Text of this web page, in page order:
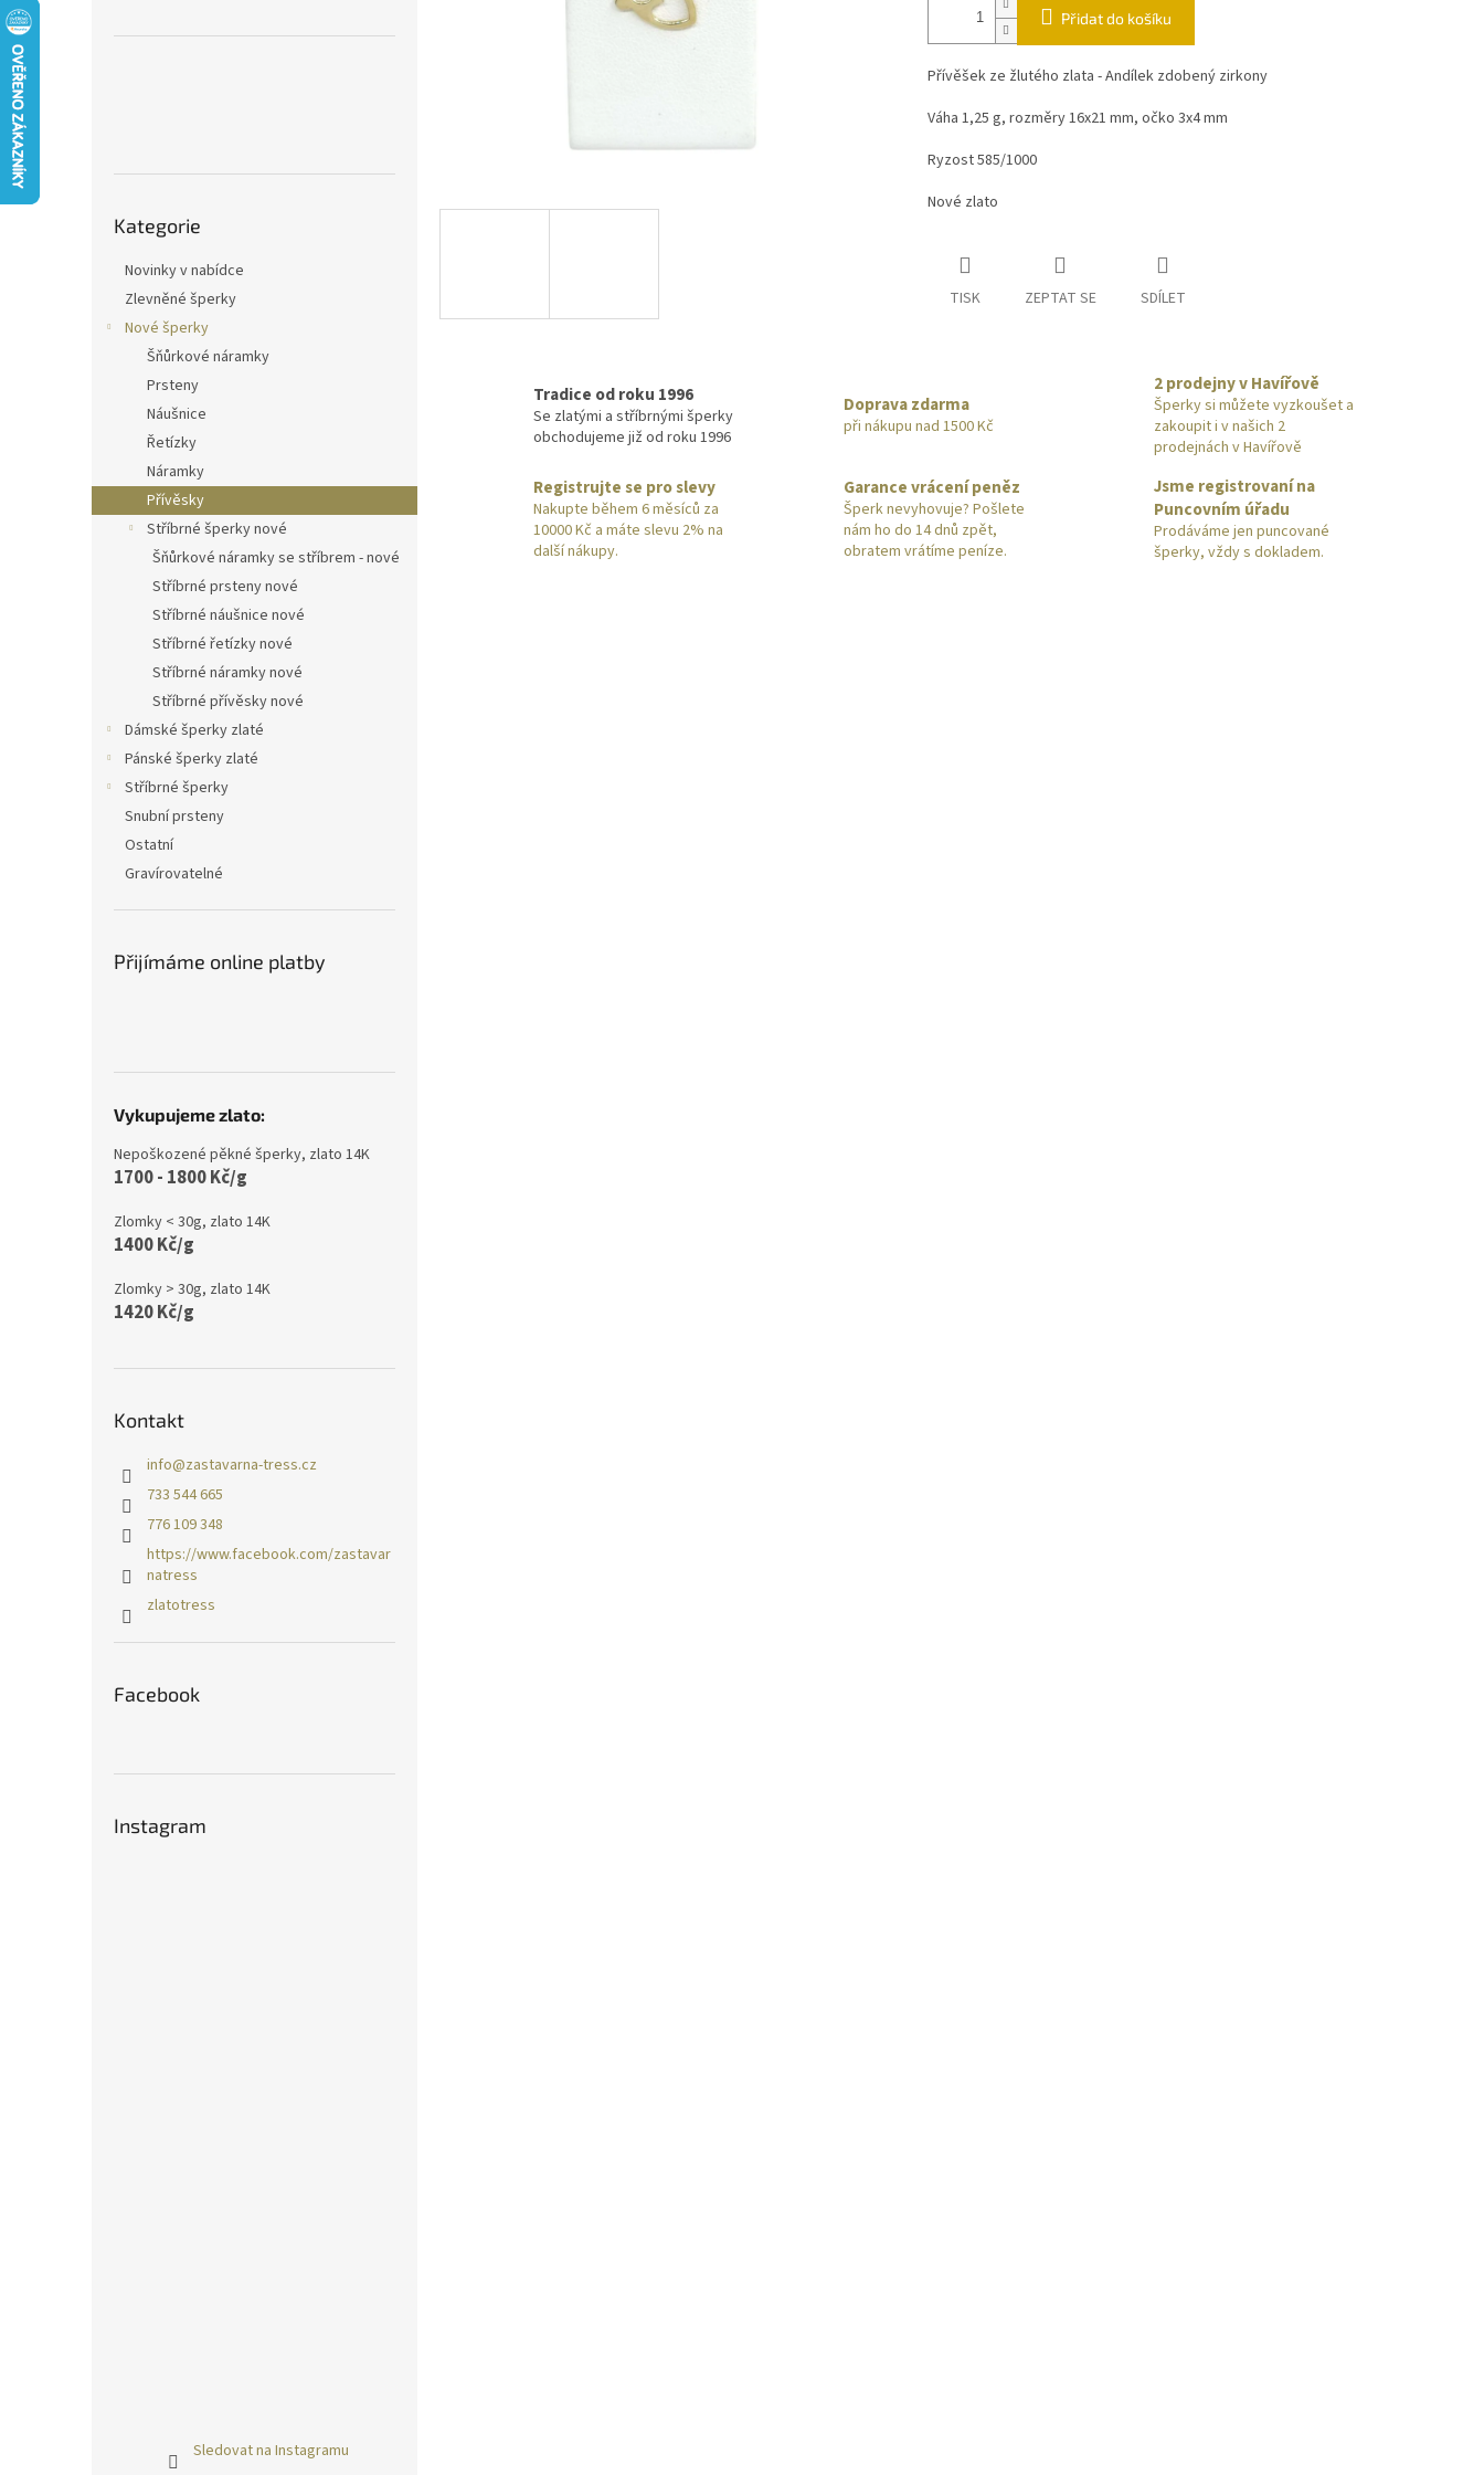
kategorie
Kategorie
Novinky v nabídce
Zlevněné šperky
Nové šperky
Šňůrkové náramky
Prsteny
Náušnice
Řetízky
Náramky
Přívěsky
Stříbrné šperky nové
Šňůrkové náramky se stříbrem - nové
Stříbrné prsteny nové
Stříbrné náušnice nové
Stříbrné řetízky nové
Stříbrné náramky nové
Stříbrné přívěsky nové
Dámské šperky zlaté
Pánské šperky zlaté
Stříbrné šperky
Snubní prsteny
Ostatní
Gravírovatelné
Přijímáme online platby
Vykupujeme zlato:
Nepoškozené pěkné šperky, zlato 14K
1700 - 1800 Kč/g
Zlomky < 30g, zlato 14K
1400 Kč/g
Zlomky > 30g, zlato 14K
1420 Kč/g
Kontakt
info@zastavarna-tress.cz
733 544 665
776 109 348
https://www.facebook.com/zastavar
natress
zlatotress
Facebook
Instagram
Sledovat na Instagramu
Přidat do košíku
Přívěšek ze žlutého zlata - Andílek zdobený zirkony
Váha 1,25 g, rozměry 16x21 mm, očko 3x4 mm
Ryzost 585/1000
Nové zlato
TISK ZEPTAT SE SDÍLET
Tradice od roku 1996
Se zlatými a stříbrnými šperky
obchodujeme již od roku 1996
Doprava zdarma
při nákupu nad 1500 Kč
2 prodejny v Havířově
Šperky si můžete vyzkoušet a
zakoupit i v našich 2
prodejnách v Havířově
Registrujte se pro slevy
Nakupte během 6 měsíců za
10000 Kč a máte slevu 2% na
další nákupy.
Garance vrácení peněz
Šperk nevyhovuje? Pošlete
nám ho do 14 dnů zpět,
obratem vrátíme peníze.
Jsme registrovaní na
Puncovním úřadu
Prodáváme jen puncované
šperky, vždy s dokladem.